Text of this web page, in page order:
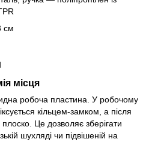
см
місця
робоча пластина. У робочому
кільцем-замком, а після
Це дозволяє зберігати
шухляді чи підвішеній на